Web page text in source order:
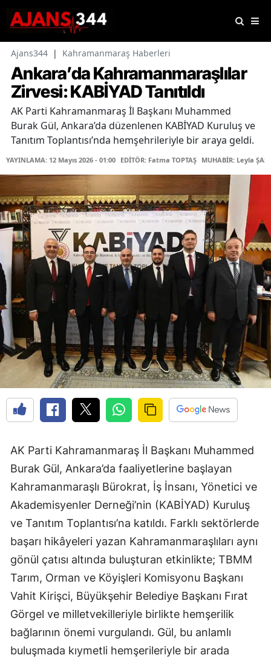
Ajans344 | Kahramanmaraş Haberleri
Ankara’da Kahramanmaraşlılar
Zirvesi: KABİYAD Tanıtıldı
AK Parti Kahramanmaraş İl Başkanı Muhammed
Burak Gül, Ankara’da düzenlenen KABİYAD Kuruluş ve
Tanıtım Toplantısı’nda hemşehrileriyle bir araya geldi.
YAYINLAMA: 12 Mayıs 2026 - 01:00 EDİTÖR: Fatma TOPTAŞ MUHABİR: Leyla
AK Parti Kahramanmaraş İl Başkanı Muhammed
Burak Gül, Ankara’da faaliyetlerine başlayan
Kahramanmaraşlı Bürokrat, İş İnsanı, Yönetici ve
Akademisyenler Derneği’nin (KABİYAD) Kuruluş
ve Tanıtım Toplantısı’na katıldı. Farklı sektörlerde
başarı hikâyeleri yazan Kahramanmaraşlıları aynı
gönül çatısı altında buluşturan etkinlikte; TBMM
Tarım, Orman ve Köyişleri Komisyonu Başkanı
Vahit Kirişci, Büyükşehir Belediye Başkanı Fırat
Görgel ve milletvekilleriyle birlikte hemşerilik
bağlarının önemi vurgulandı. Gül, bu anlamlı
buluşmada kıymetli hemşerileriyle bir arada